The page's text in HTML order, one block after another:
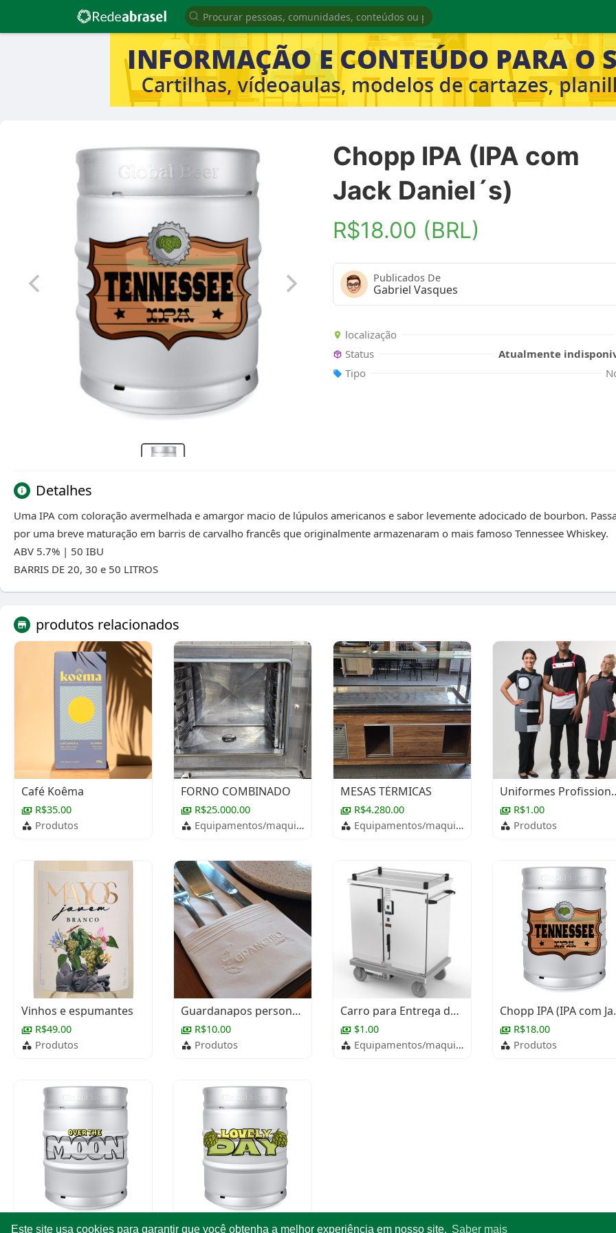
Este site usa cookies para garantir que você obtenha a melhor experiência em nosso site. Saber mais
Chopp IPA (IPA com
Jack Daniel´s)
R$18.00 (BRL)
Publicados De
Gabriel Vasques
localização
Status
Atualmente
Tipo
Detalhes
Uma IPA com coloração avermelhada e amargor macio de lúpulos americanos e sabor levemente adocicado de bourbon.
por uma breve maturação em barris de carvalho francês que originalmente armazenaram o mais famoso Tennessee Whiskey.
ABV 5.7% | 50 IBU
BARRIS DE 20, 30 e 50 LITROS
produtos relacionados
Café Koêma
R$35.00
Produtos
FORNO COMBINADO
R$25.000.00
Equipamentos/maquinários
MESAS TÉRMICAS
R$4.280.00
Equipamentos/maquinários
R$1.00
Produtos
Vinhos e espumantes
R$49.00
Produtos
Guardanapos personalizados
R$10.00
Produtos
Carro para Entrega de Refeição
$1.00
Equipamentos/maquinários
R$18.00
Produtos